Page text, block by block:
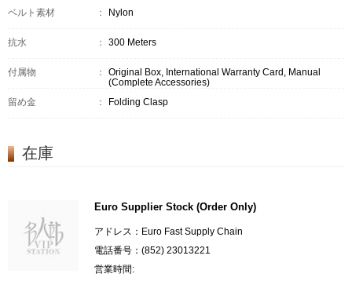
ベルト素材 ： Nylon
抗水 ： 300 Meters
付属物 ：
Original Box, International Warranty Card, Manual
(Complete Accessories)
留め金
： Folding Clasp
在庫
Euro Supplier Stock (Order Only)
アドレス：Euro Fast Supply Chain
電話番号：(852) 23013221
営業時間: